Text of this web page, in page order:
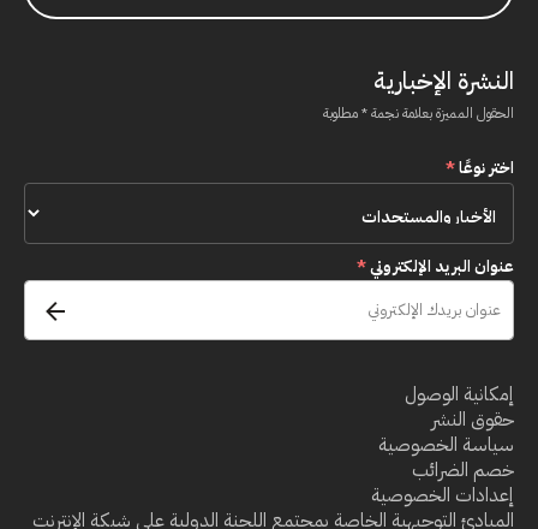
النشرة الإخبارية
الحقول المميزة بعلامة نجمة * مطلوبة
اختر نوعًا*
عنوان البريد الإلكتروني*
إمكانية الوصول
حقوق النشر
سياسة الخصوصية
خصم الضرائب
إعدادات الخصوصية
المبادئ التوجيهية الخاصة بمجتمع اللجنة الدولية على شبكة الإنترنت